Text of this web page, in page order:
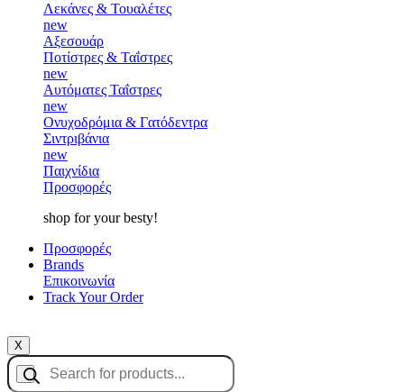
Λεκάνες & Τουαλέτες
new
Αξεσουάρ
Ποτίστρες & Ταΐστρες
new
Αυτόματες Ταΐστρες
new
Ονυχοδρόμια & Γατόδεντρα
Σιντριβάνια
new
Παιχνίδια
Προσφορές
shop for your besty!
Προσφορές
Brands
Επικοινωνία
Track Your Order
X
Products
search